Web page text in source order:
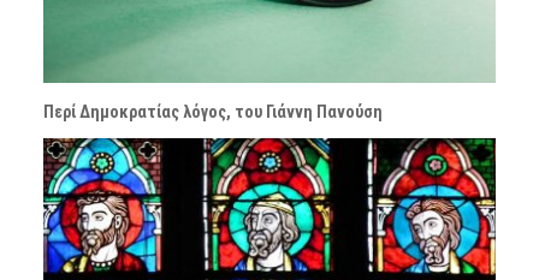
Περί Δημοκρατίας λόγος, του Γιάννη Πανούση